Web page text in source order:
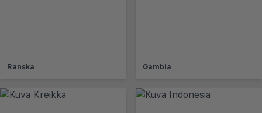
Ranska Gambia